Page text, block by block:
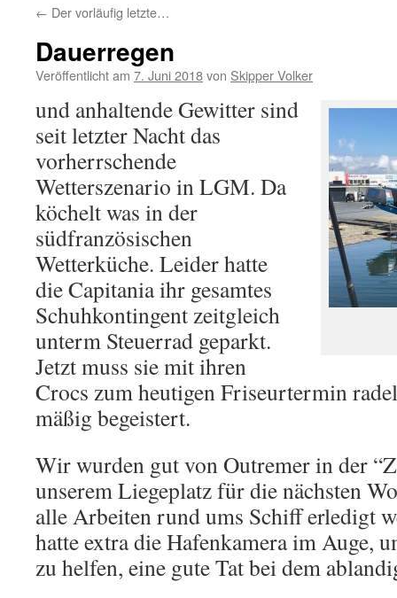
← Der vorläufig letzte…
Dauerregen
Veröffentlicht am 7. Juni 2018von Skipper Volker
und anhaltende Gewitter sind
seit letzter Nacht das
vorherrschende
Wetterszenario in LGM. Da
köchelt was in der
südfranzösischen
Wetterküche. Leider hatte
die Capitania ihr gesamtes
Schuhkontingent zeitgleich
unterm Steuerrad geparkt.
Jetzt muss sie mit ihren
Crocs zum heutigen Friseurtermin
mäßig begeistert.
Wir wurden gut von Outremer in der
unserem Liegeplatz für die nächsten
alle Arbeiten rund ums Schiff erledigt
hatte extra die Hafenkamera im Auge,
zu helfen, eine gute Tat bei dem